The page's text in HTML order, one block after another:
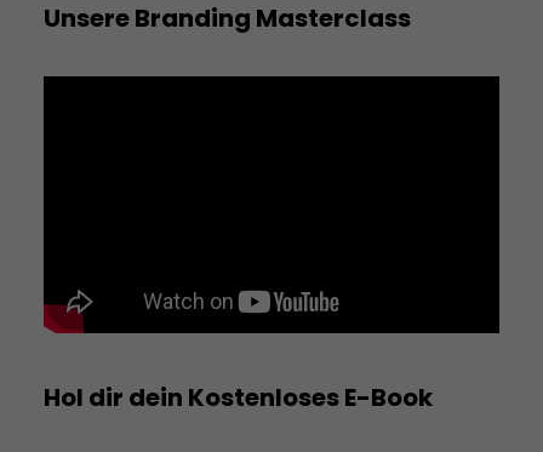
Unsere Branding Masterclass
Hol dir dein Kostenloses E-Book